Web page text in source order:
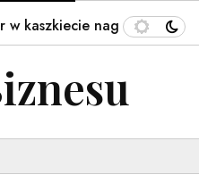
nagrany. Ujęcia z…